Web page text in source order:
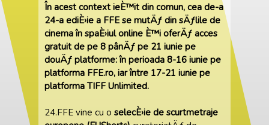
În acest context ieÈ™it din comun, cea de-a
24-a ediÈ›ie a FFE se mutÄƒ din sÄƒlile de
cinema în spaÈ›iul online È™i oferÄƒ acces
gratuit de pe 8 pânÄƒ pe 21 iunie pe
douÄƒ platforme: în perioada 8-16 iunie pe
platforma FFE.ro, iar între 17-21 iunie pe
platforma TIFF Unlimited.
24.FFE vine cu o selecÈ›ie de scurtmetraje